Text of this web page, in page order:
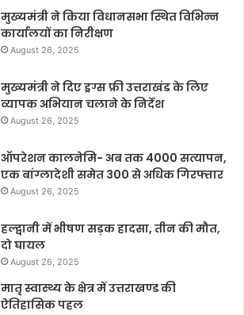
मुख्यमंत्री ने किया विधानसभा स्थित विभिन्न
कार्यालयों का निरीक्षण
August 26, 2025
मुख्यमंत्री ने दिए ड्रग्स फ्री उत्तराखंड के लिए
व्यापक अभियान चलाने के निर्देश
August 26, 2025
ऑपरेशन कालनेमि- अब तक 4000 सत्यापन,
एक बांग्लादेशी समेत 300 से अधिक गिरफ्तार
August 26, 2025
हल्द्वानी में भीषण सड़क हादसा, तीन की मौत,
दो घायल
August 26, 2025
मातृ स्वास्थ्य के क्षेत्र में उत्तराखण्ड की
ऐतिहासिक पहल